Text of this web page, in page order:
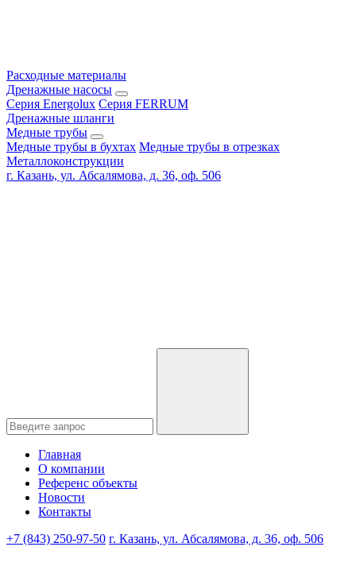
Расходные материалы
Дренажные насосы
Серия Energolux Серия FERRUM
Дренажные шланги
Медные трубы
Медные трубы в бухтах Медные трубы в отрезках
Металлоконструкции
г. Казань, ул. Абсалямова, д. 36, оф. 506
Главная
О компании
Референс объекты
Новости
Контакты
+7 (843) 250-97-50 г. Казань, ул. Абсалямова, д. 36, оф. 506